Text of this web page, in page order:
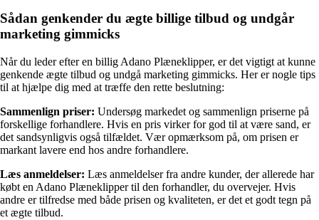
Sådan genkender du ægte billige tilbud og undgår
marketing gimmicks
Når du leder efter en billig Adano Plæneklipper, er det vigtigt at kunne
genkende ægte tilbud og undgå marketing gimmicks. Her er nogle tips
til at hjælpe dig med at træffe den rette beslutning:
Sammenlign priser: Undersøg markedet og sammenlign priserne på
forskellige forhandlere. Hvis en pris virker for god til at være sand, er
det sandsynligvis også tilfældet. Vær opmærksom på, om prisen er
markant lavere end hos andre forhandlere.
Læs anmeldelser: Læs anmeldelser fra andre kunder, der allerede har
købt en Adano Plæneklipper til den forhandler, du overvejer. Hvis
andre er tilfredse med både prisen og kvaliteten, er det et godt tegn på
et ægte tilbud.